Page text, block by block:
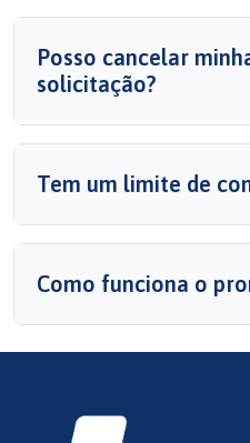
Posso cancelar
solicitação?
Tem um limite de
Como funciona o